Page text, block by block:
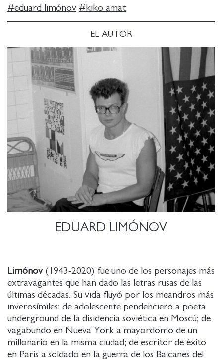
#eduard limónov # kiko amat
EL AUTOR
EDUARD LIMÓNOV
Limónov(1943-2020) fue uno de los personajes más
extravagantes que han dado las letras rusas de las
últimas décadas. Su vida fluyó por los meandros más
inverosímiles: de adolescente pendenciero a poeta
underground de la disidencia soviética en Moscú; de
vagabundo en Nueva York a mayordomo de un
millonario en la misma ciudad; de escritor de éxito
en París a soldado en la guerra de los Balcanes del